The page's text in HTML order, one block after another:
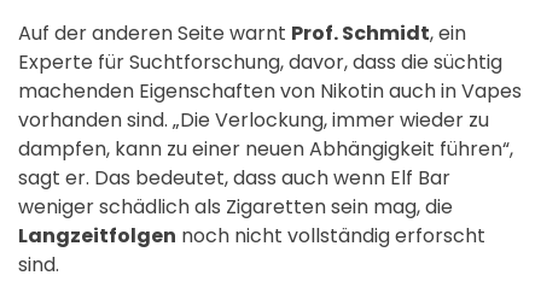
Auf der anderen Seite warnt Prof. Schmidt, ein
Experte für Suchtforschung, davor, dass die süchtig
machenden Eigenschaften von Nikotin auch in Vapes
vorhanden sind. „Die Verlockung, immer wieder zu
dampfen, kann zu einer neuen Abhängigkeit führen“,
sagt er. Das bedeutet, dass auch wenn Elf Bar
weniger schädlich als Zigaretten sein mag, die
Langzeitfolgen noch nicht vollständig erforscht
sind.